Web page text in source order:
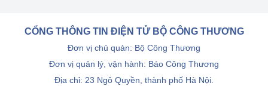
CỔNG THÔNG TIN ĐIỆN TỬ BỘ CÔNG THƯƠNG
Đơn vị chủ quản: Bộ Công Thương
Đơn vị quản lý, vận hành: Báo Công Thương
Địa chỉ: 23 Ngô Quyền, thành phố Hà Nội.